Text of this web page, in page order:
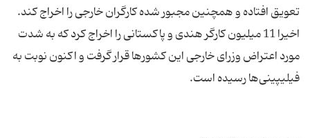
اخیرا 11 میلیون کارگر هندی و پاکستانی را اخراج کرد که به شدت
مورد اعتراض وزرای خارجی این کشورها قرار گرفت و اکنون نوبت به